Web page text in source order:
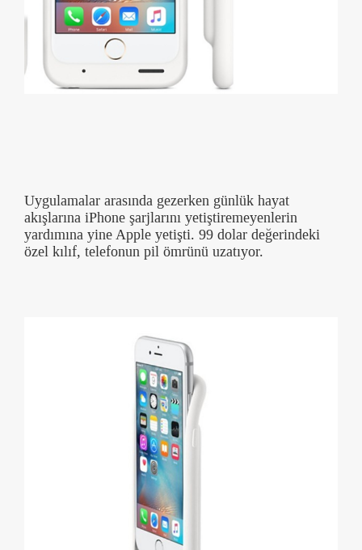
Uygulamalar arasında gezerken günlük hayat
akışlarına iPhone şarjlarını yetiştiremeyenlerin
yardımına yine Apple yetişti. 99 dolar değerindeki
özel kılıf, telefonun pil ömrünü uzatıyor.